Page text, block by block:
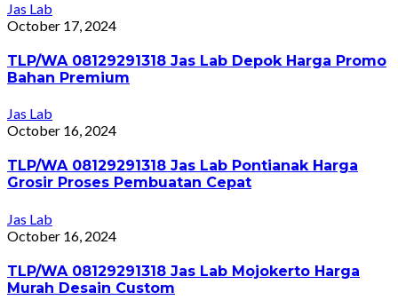
Jas Lab
October 17, 2024
TLP/WA 08129291318 Jas Lab Depok Harga Promo
Bahan Premium
Jas Lab
October 16, 2024
TLP/WA 08129291318 Jas Lab Pontianak Harga
Grosir Proses Pembuatan Cepat
Jas Lab
October 16, 2024
TLP/WA 08129291318 Jas Lab Mojokerto Harga
Murah Desain Custom